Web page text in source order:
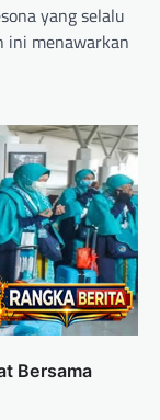
yang selalu
ini menawarkan
Bersama